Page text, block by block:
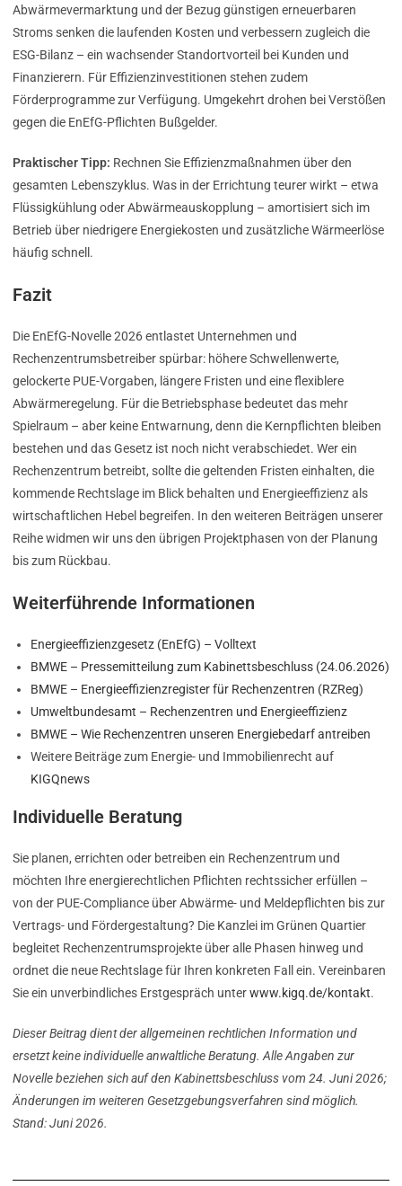
Abwärmevermarktung und der Bezug günstigen erneuerbaren
Stroms senken die laufenden Kosten und verbessern zugleich die
ESG-Bilanz – ein wachsender Standortvorteil bei Kunden und
Finanzierern. Für Effizienzinvestitionen stehen zudem
Förderprogramme zur Verfügung. Umgekehrt drohen bei Verstößen
gegen die EnEfG-Pflichten Bußgelder.
Praktischer Tipp: Rechnen Sie Effizienzmaßnahmen über den
gesamten Lebenszyklus. Was in der Errichtung teurer wirkt – etwa
Flüssigkühlung oder Abwärmeauskopplung – amortisiert sich im
Betrieb über niedrigere Energiekosten und zusätzliche Wärmeerlöse
häufig schnell.
Fazit
Die EnEfG-Novelle 2026 entlastet Unternehmen und
Rechenzentrumsbetreiber spürbar: höhere Schwellenwerte,
gelockerte PUE-Vorgaben, längere Fristen und eine flexiblere
Abwärmeregelung. Für die Betriebsphase bedeutet das mehr
Spielraum – aber keine Entwarnung, denn die Kernpflichten bleiben
bestehen und das Gesetz ist noch nicht verabschiedet. Wer ein
Rechenzentrum betreibt, sollte die geltenden Fristen einhalten, die
kommende Rechtslage im Blick behalten und Energieeffizienz als
wirtschaftlichen Hebel begreifen. In den weiteren Beiträgen unserer
Reihe widmen wir uns den übrigen Projektphasen von der Planung
bis zum Rückbau.
Weiterführende Informationen
Energieeffizienzgesetz (EnEfG) – Volltext
BMWE – Pressemitteilung zum Kabinettsbeschluss (24.06.2026)
BMWE – Energieeffizienzregister für Rechenzentren (RZReg)
Umweltbundesamt – Rechenzentren und Energieeffizienz
BMWE – Wie Rechenzentren unseren Energiebedarf antreiben
Weitere Beiträge zum Energie- und Immobilienrecht auf
KIGQnews
Individuelle Beratung
Sie planen, errichten oder betreiben ein Rechenzentrum und
möchten Ihre energierechtlichen Pflichten rechtssicher erfüllen –
von der PUE-Compliance über Abwärme- und Meldepflichten bis zur
Vertrags- und Fördergestaltung? Die Kanzlei im Grünen Quartier
begleitet Rechenzentrumsprojekte über alle Phasen hinweg und
ordnet die neue Rechtslage für Ihren konkreten Fall ein. Vereinbaren
Sie ein unverbindliches Erstgespräch unterwww.kigq.de/kontakt.
Dieser Beitrag dient der allgemeinen rechtlichen Information und
ersetzt keine individuelle anwaltliche Beratung. Alle Angaben zur
Novelle beziehen sich auf den Kabinettsbeschluss vom 24. Juni 2026;
Änderungen im weiteren Gesetzgebungsverfahren sind möglich.
Stand: Juni 2026.